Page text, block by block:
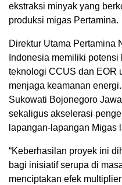
ekstraksi minyak yang
produksi migas Pertamina.
Direktur Utama Pertamina
Indonesia memiliki
teknologi CCUS dan EOR
menjaga keamanan
Sukowati Bojonegoro
sekaligus akselerasi
lapangan-lapangan Migas
“Keberhasilan proyek ini
bagi inisiatif serupa di
menciptakan efek